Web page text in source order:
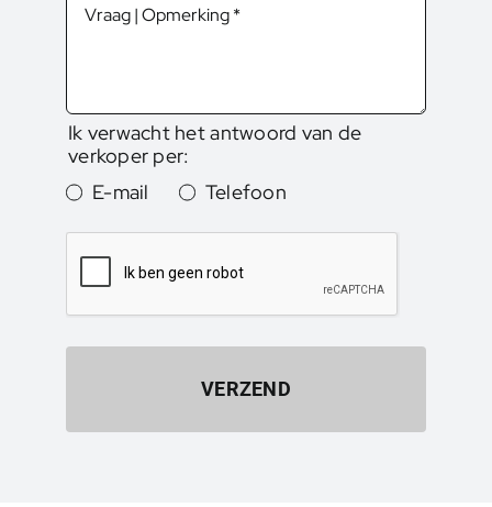
Ik verwacht het antwoord van de
verkoper per:
E-mail
Telefoon
VERZEND